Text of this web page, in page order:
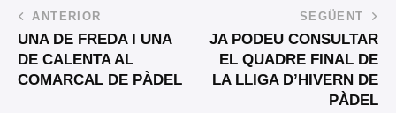
ANTERIOR
UNA DE FREDA I UNA
DE CALENTA AL
COMARCAL DE PÀDEL
SEGÜENT
JA PODEU CONSULTAR
EL QUADRE FINAL DE
LA LLIGA D’HIVERN DE
PÀDEL